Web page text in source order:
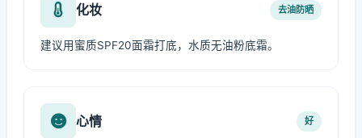
化妆 去油防晒
建议用蜜质SPF20面霜打底，水质无油粉底霜。
心情 好